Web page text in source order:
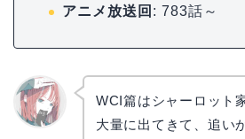
アニメ放送回 : 783話～
WCI篇はシャーロット
大量に出てきて、追い